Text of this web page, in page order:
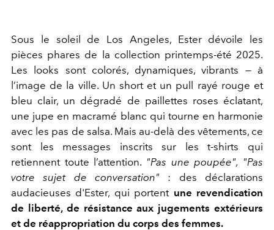
Sous le soleil de Los Angeles, Ester dévoile les
pièces phares de la collection printemps-été 2025.
Les looks sont colorés, dynamiques, vibrants — à
l’image de la ville. Un short et un pull rayé rouge et
bleu clair, un dégradé de paillettes roses éclatant,
une jupe en macramé blanc qui tourne en harmonie
avec les pas de salsa. Mais au-delà des vêtements, ce
sont les messages inscrits sur les t-shirts qui
retiennent toute l’attention. "Pas une poupée", "Pas
votre sujet de conversation" : des déclarations
audacieuses d'Ester, qui portent une revendication
de liberté, de résistance aux jugements extérieurs
et de réappropriation du corps des femmes.